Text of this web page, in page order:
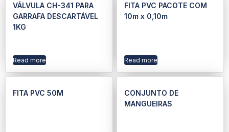
VÁLVULA CH-341 PARA
GARRAFA DESCARTÁVEL
1KG
Read more
FITA PVC PACOTE COM
10m x 0,10m
Read more
FITA PVC 50M
CONJUNTO DE
MANGUEIRAS